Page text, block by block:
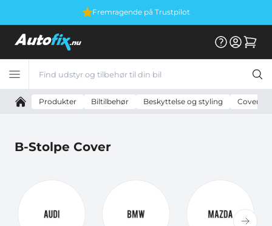
Fremragende på Trustpilot
Produkter Biltilbehør Beskyttelse og styling Cover
B-Stolpe Cover